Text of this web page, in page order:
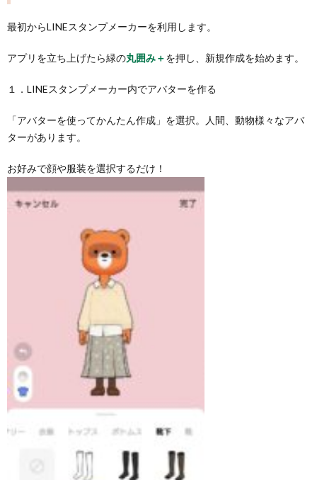
最初からLINEスタンプメーカーを利用します。
アプリを立ち上げたら緑の丸囲み＋を押し、新規作成を始めます。
１．LINEスタンプメーカー内でアバターを作る
「アバターを使ってかんたん作成」を選択。人間、動物様々なアバ
ターがあります。
お好みで顔や服装を選択するだけ！